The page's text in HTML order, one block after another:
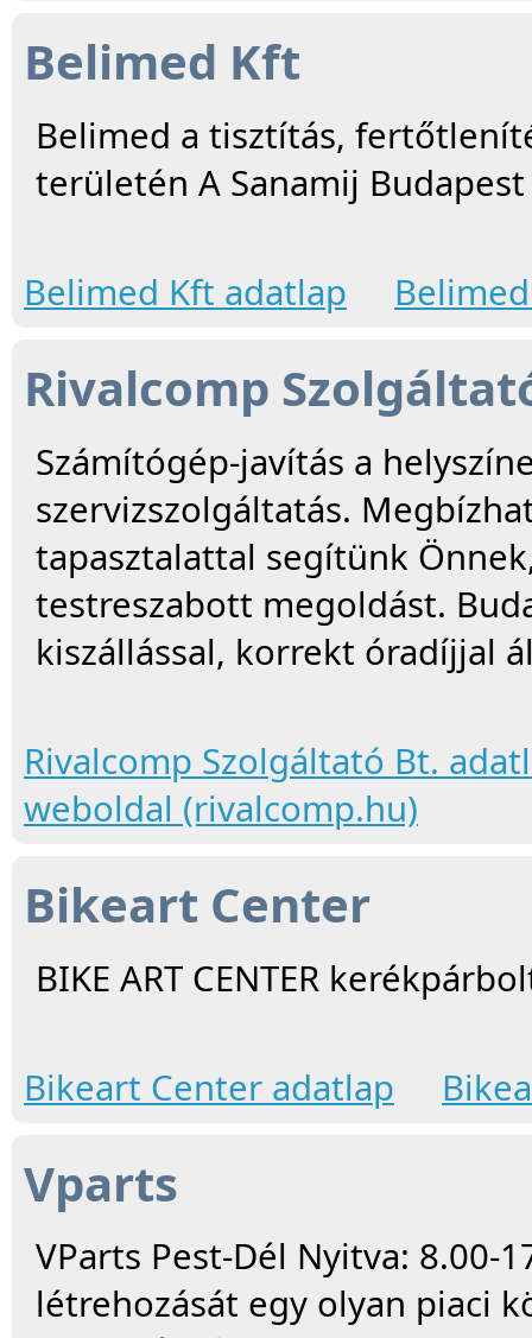
Belimed Kft
Belimed a tisztítás,
területén A Sanamij
Belimed Kft adatlap
Rivalcomp
Számítógép-javítás a
szervizszolgáltatás.
tapasztalattal segítünk
testreszabott megoldást.
kiszállással, korrekt óradíjjal
Rivalcomp Szolgáltató Bt.
weboldal (rivalcomp.hu)
Bikeart Center
BIKE ART CENTER
Bikeart Center adatlap
Vparts
VParts Pest-Dél Nyitva: 8.00-
létrehozását egy olyan piaci